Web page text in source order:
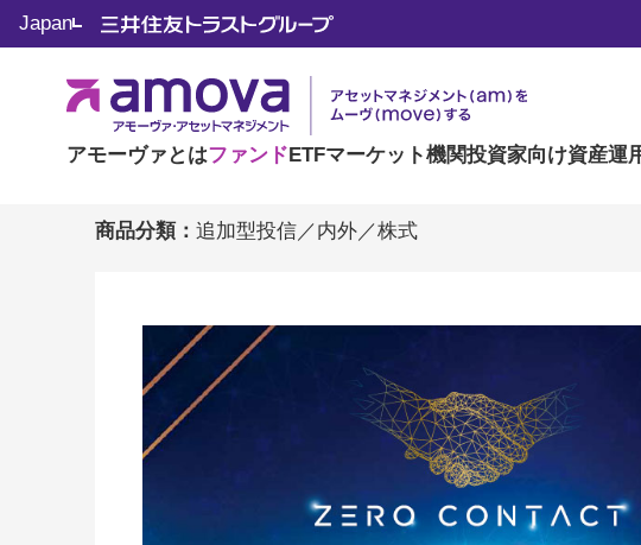
アモーヴァとはファンドETFマーケット機関投資家向け資産運
Japan
デジタル・トランスフォーメー
商品分類： 追加型投信／内外／株式